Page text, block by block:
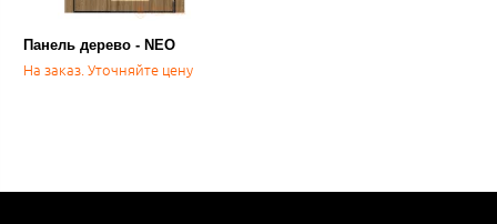
Панель дерево - NEO
На заказ. Уточняйте цену